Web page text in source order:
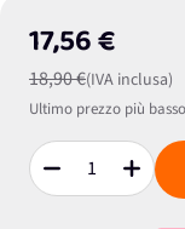
17,56 €
18,90 €(IVA inclusa)
Ultimo prezzo più
Quantità